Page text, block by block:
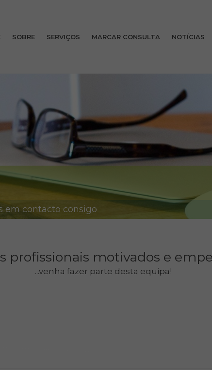
SOBRE SERVIÇOS MARCAR CONSULTA NOTÍCIAS
em contacto consigo
profissionais motivados e
...venha fazer parte desta equipa!